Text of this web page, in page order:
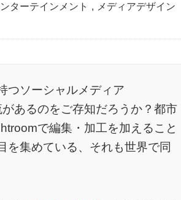
ターテインメント , メディアデザイン
つソーシャルメディア
あるのをご存知だろうか？都市
で編集・加工を加えること
を集めている、それも世界で同